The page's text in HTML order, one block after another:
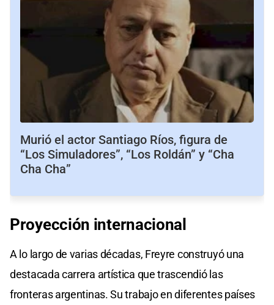
Murió el actor Santiago Ríos, figura de
“Los Simuladores”, “Los Roldán” y “Cha
Cha Cha”
Proyección internacional
A lo largo de varias décadas, Freyre construyó una
destacada carrera artística que trascendió las
fronteras argentinas. Su trabajo en diferentes países